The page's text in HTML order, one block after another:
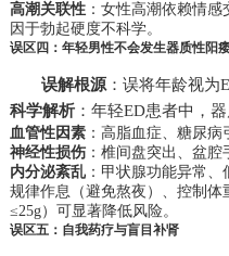
高潮关联性：女性高潮依赖情感
因于勃起硬度不科学。
误区四：年轻男性不会发生器质性阳
误解根源 ：误将年龄视为
科学解析：年轻ED患者中，
血管性因素：高脂血症、糖尿病
神经性损伤：椎间盘突出、盆腔
内分泌紊乱：甲状腺功能异常、
规律作息（避免熬夜）、控制体
≤25g）可显著降低风险。
误区五：自我药疗与盲目补肾